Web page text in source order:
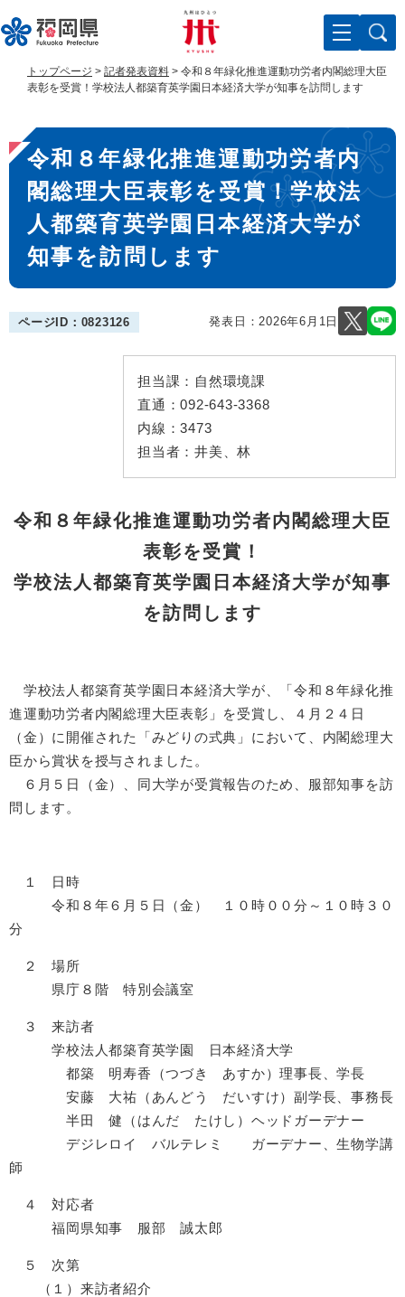
ー
ジ
す
。
ニ
ュ
し
て
トップページ > 記者発表資料 > 令和８年緑化推進運動功労者内閣総理大臣
表彰を受賞！学校法人都築育英学園日本経済大学が知事を訪問します
本
文
令和８年緑化推進運動功労者内
閣総理大臣表彰を受賞！学校法
人都築育英学園日本経済大学が
知事を訪問します
ページID：0823126 発表日：2026年6月1日
担当課： 自然環境課
直通：092-643-3368
内線：3473
担当者： 井美、林
令和８年緑化推進運動功労者内閣総理大臣
表彰を受賞！
学校法人都築育英学園日本経済大学が知事
を訪問します
学校法人都築育英学園日本経済大学が、「令和８年緑化推
進運動功労者内閣総理大臣表彰」を受賞し、４月２４日
（金）に開催された「みどりの式典」において、内閣総理大
臣から賞状を授与されました。
６月５日（金）、同大学が受賞報告のため、服部知事を訪
問します。​
１ 日時
令和８年６月５日（金） １０時００分～１０時３０
分
２ 場所
県庁８階 特別会議室
３ 来訪者
学校法人都築育英学園 日本経済大学
都築 明寿香（つづき あすか）理事長、学長
安藤 大祐（あんどう だいすけ）副学長、事務長
半田 健（はんだ たけし）ヘッドガーデナー
デジレロイ バルテレミ ガーデナー、生物学講
師
４ 対応者
福岡県知事 服部 誠太郎
５ 次第
（１）来訪者紹介